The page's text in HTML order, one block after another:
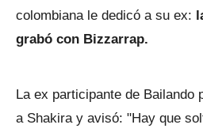
colombiana le dedicó a su ex:
grabó con Bizzarrap.
La ex participante de Bailando
a Shakira y avisó: "Hay que